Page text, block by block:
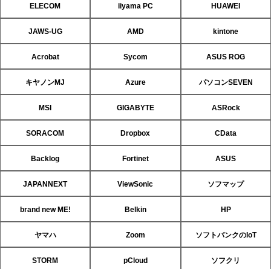
ELECOM iiyama PC HUAWEI
JAWS-UG AMD kintone
Acrobat Sycom ASUS ROG
キヤノンMJ Azure パソコンSEVEN
MSI GIGABYTE ASRock
SORACOM Dropbox CData
Backlog Fortinet ASUS
JAPANNEXT ViewSonic ソフマップ
brand new ME! Belkin HP
ヤマハ Zoom ソフトバンクのIoT
STORM pCloud ソフクリ